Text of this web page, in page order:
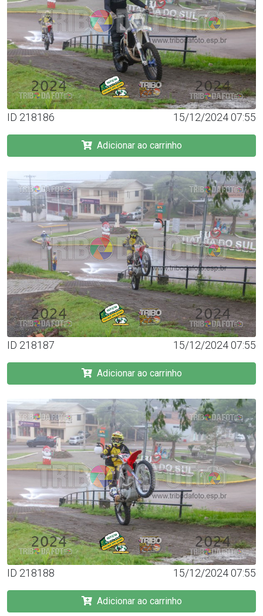
ID 218186 15/12/2024 07:55
Adicionar ao carrinho
ID 218187 15/12/2024 07:55
Adicionar ao carrinho
ID 218188 15/12/2024 07:55
Adicionar ao carrinho